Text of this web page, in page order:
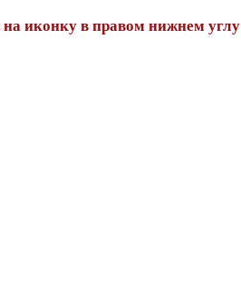
иконку в правом нижнем углу